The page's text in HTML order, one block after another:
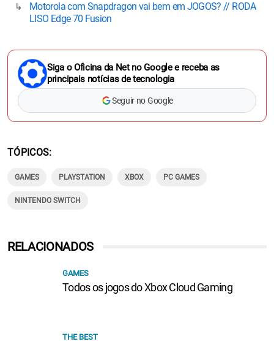
Motorola com Snapdragon vai bem em JOGOS? // RODA
LISO Edge 70 Fusion
Siga o Oficina da Net no Google e receba as
principais notícias de tecnologia
Seguir no Google
TÓPICOS
GAMES PLAYSTATION XBOX PC GAMES
NINTENDO SWITCH
RELACIONADOS
GAMES
Todos os jogos do Xbox Cloud Gaming
THE BEST